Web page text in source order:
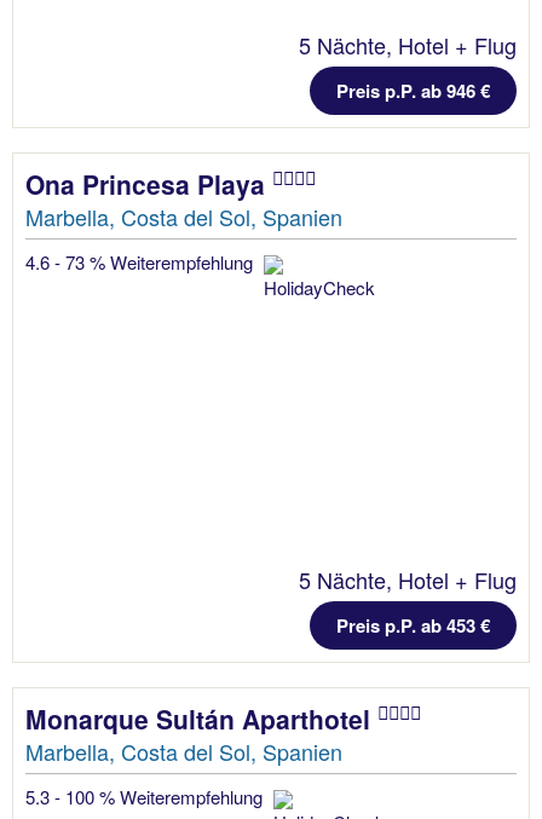
5 Nächte, Hotel + Flug
Preis p.P. ab 946 €
Ona Princesa Playa
Marbella, Costa del Sol, Spanien
4.6 - 73 % Weiterempfehlung
5 Nächte, Hotel + Flug
Preis p.P. ab 453 €
Monarque Sultán Aparthotel
Marbella, Costa del Sol, Spanien
5.3 - 100 % Weiterempfehlung